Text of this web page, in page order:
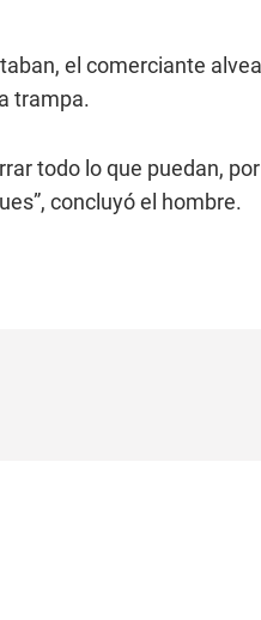
el comerciante
trampa.
todo lo que puedan,
concluyó el hombre.